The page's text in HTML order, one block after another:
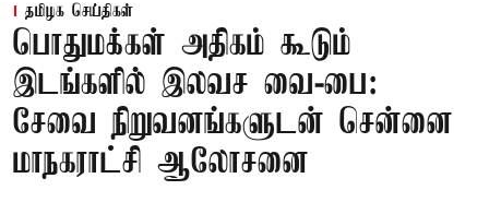
தமிழக செய்திகள்
பொதுமக்கள் அதிகம் கூடும்
இடங்களில் இலவச வை-பை:
சேவை நிறுவனங்களுடன் சென்னை
மாநகராட்சி ஆலோசனை